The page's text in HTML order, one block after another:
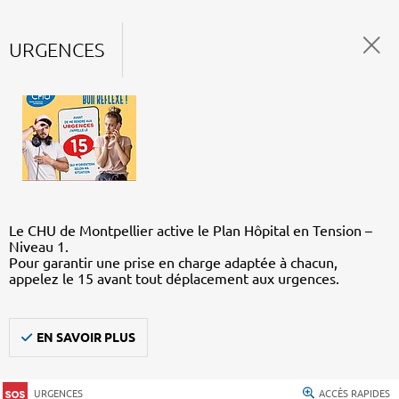
URGENCES
Le CHU de Montpellier active le Plan Hôpital en Tension –
Niveau 1.
Pour garantir une prise en charge adaptée à chacun,
appelez le 15 avant tout déplacement aux urgences.
EN SAVOIR PLUS
URGENCES ACCÈS RAPIDES